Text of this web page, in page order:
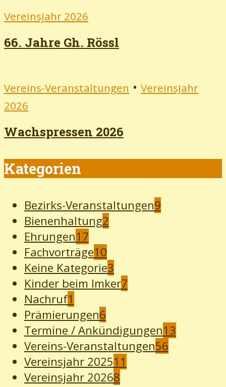
Vereinsjahr 2026
66. Jahre Gh. Rössl
Vereins-Veranstaltungen • Vereinsjahr
2026
Wachspressen 2026
Kategorien
Bezirks-Veranstaltungen9
Bienenhaltung2
Ehrungen17
Fachvorträge10
Keine Kategorie3
Kinder beim Imker7
Nachruf1
Prämierungen6
Termine / Ankündigungen13
Vereins-Veranstaltungen56
Vereinsjahr 202511
Vereinsjahr 20268